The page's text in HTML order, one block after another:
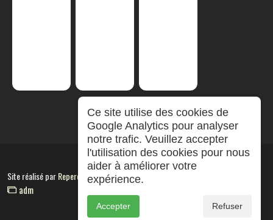
Site réalisé parRepereCom
adm
Ce site utilise des cookies de
Google Analytics pour analyser
notre trafic. Veuillez accepter
l'utilisation des cookies pour nous
aider à améliorer votre
expérience.
Accepter Refuser